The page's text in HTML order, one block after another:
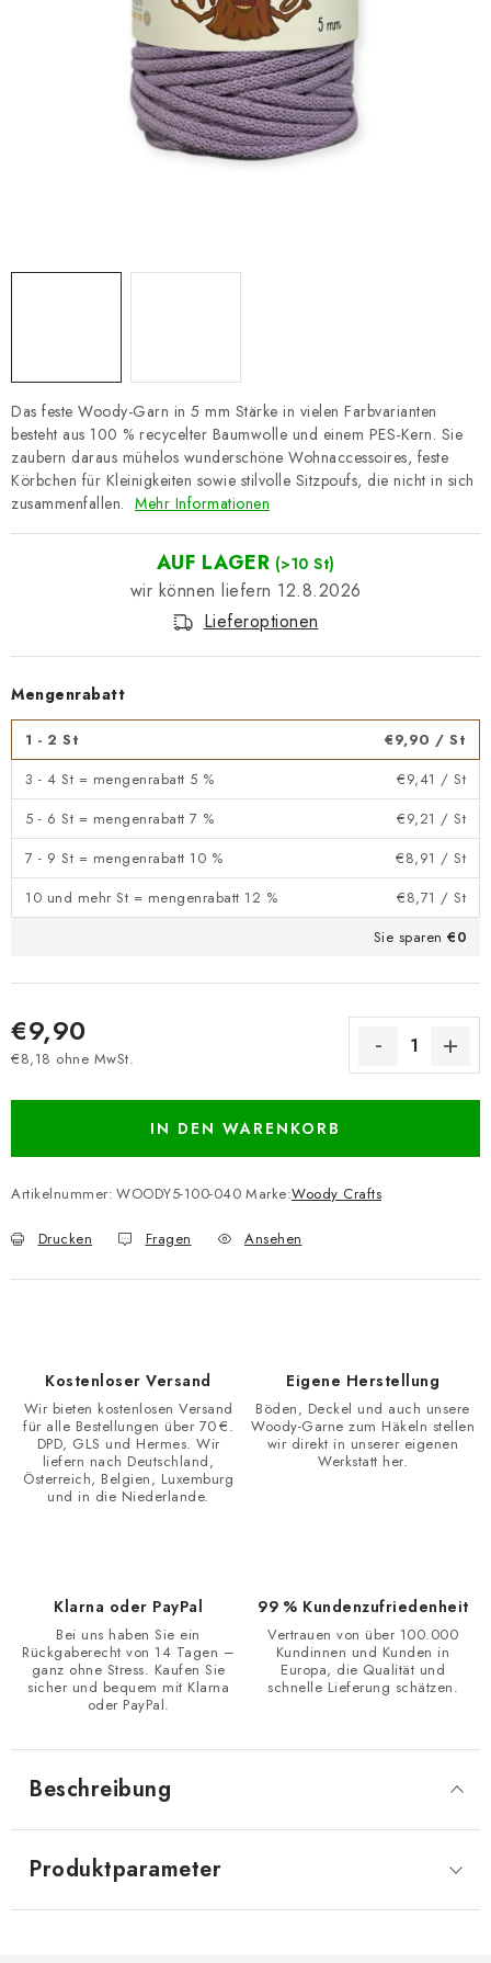
Datenschutzerklärung
Impressum
Das feste Woody-Garn in 5 mm Stärke in vielen Farbvarianten
besteht aus 100 % recycelter Baumwolle und einem PES-Kern. Sie
zaubern daraus mühelos wunderschöne Wohnaccessoires, feste
Körbchen für Kleinigkeiten sowie stilvolle Sitzpoufs, die nicht in sich
zusammenfallen. Mehr Informationen
AUF LAGER (>10 St)
12.8.2026
Lieferoptionen
Mengenrabatt
1 - 2 St €9,90 / St
3 - 4 St = mengenrabatt 5 %
€9,41 / St
5 - 6 St = mengenrabatt 7 %
€9,21 / St
7 - 9 St = mengenrabatt 10 %
€8,91 / St
10 und mehr St = mengenrabatt 12 %
€8,71 / St
Sie sparen €0
€9,90
€8,18 ohne MwSt.
IN DEN WARENKORB
Artikelnummer: WOODY5-100-040 Marke:Woody Crafts
Drucken Fragen Ansehen
Kostenloser Versand
Wir bieten kostenlosen Versand
für alle Bestellungen über 70 €.
DPD, GLS und Hermes. Wir
liefern nach Deutschland,
Österreich, Belgien, Luxemburg
und in die Niederlande.
Eigene Herstellung
Böden, Deckel und auch unsere
Woody-Garne zum Häkeln stellen
wir direkt in unserer eigenen
Werkstatt her.
Klarna oder PayPal
Bei uns haben Sie ein
Rückgaberecht von 14 Tagen –
ganz ohne Stress. Kaufen Sie
sicher und bequem mit Klarna
oder PayPal.
99 % Kundenzufriedenheit
Vertrauen von über 100.000
Kundinnen und Kunden in
Europa, die Qualität und
schnelle Lieferung schätzen.
Beschreibung
Produktparameter